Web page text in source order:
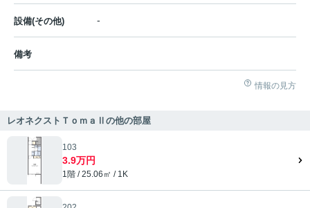
設備(その他) -
備考
情報の見方
レオネクストＴｏｍａⅡの他の部屋
103
3.9万円
1階 / 25.06㎡ / 1K